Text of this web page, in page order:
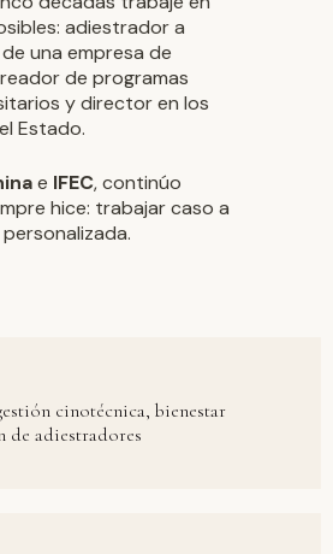
adiestrador a
una empresa de
de programas
y director en los
Estado.
e IFEC, continúo
hice: trabajar caso a
cinotécnica, bienestar
de adiestradores